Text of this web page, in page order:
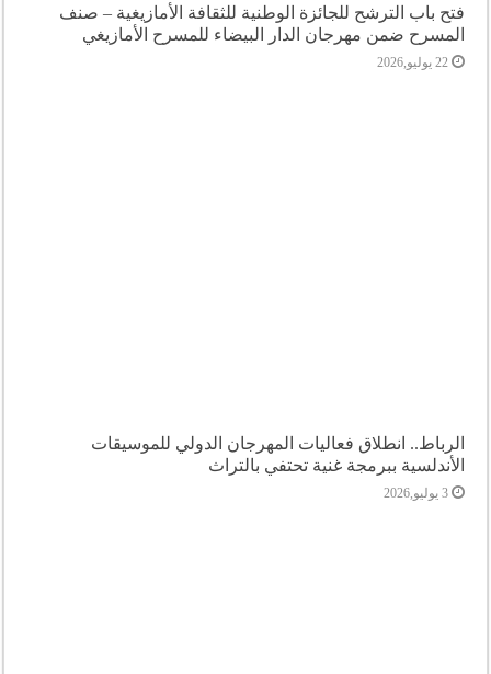
فتح باب الترشح للجائزة الوطنية للثقافة الأمازيغية – صنف
المسرح ضمن مهرجان الدار البيضاء للمسرح الأمازيغي
22 يوليو,2026
الرباط.. انطلاق فعاليات المهرجان الدولي للموسيقات
الأندلسية ببرمجة غنية تحتفي بالتراث
3 يوليو,2026